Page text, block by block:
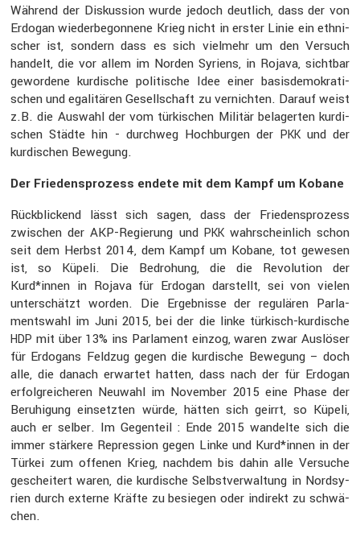
Während der Diskus­sion wurde jedoch deutlich, dass der von
Erdogan wieder­be­gon­nene Krieg nicht in erster Linie ein ethni­
scher ist, sondern dass es sich vielmehr um den Versuch
handelt, die vor allem im Norden Syriens, in Rojava, sichtbar
gewor­dene kurdi­sche politi­sche Idee einer basis­de­mo­kra­ti­
schen und egali­tären Gesell­schaft zu vernichten. Darauf weist
z.B. die Auswahl der vom türki­schen Militär belagerten kurdi­
schen Städte hin - durchweg Hochburgen der PKKund der
kurdi­schen Bewegung.
Der Friedens­pro­zess endete mit dem Kampf um Kobane
Rückbli­ckend lässt sich sagen, dass der Friedens­pro­zess
zwischen der AKP-Regie­rung und PKKwahrschein­lich schon
seit dem Herbst 2014, dem Kampf um Kobane, tot gewesen
ist, so Küpeli. Die Bedro­hung, die die Revolu­tion der
Kurd*innen in Rojava für Erdogan darstellt, sei von vielen
unter­schätzt worden. Die Ergeb­nisse der regulären Parla­
ments­wahl im Juni 2015, bei der die linke türkisch-kurdi­sche
HDP mit über 13% ins Parla­ment einzog, waren zwar Auslöser
für Erdogans Feldzug gegen die kurdi­sche Bewegung – doch
alle, die danach erwartet hatten, dass nach der für Erdogan
erfolg­rei­cheren Neuwahl im November 2015 eine Phase der
Beruhi­gung einsetzten würde, hätten sich geirrt, so Küpeli,
auch er selber. Im Gegen­teil : Ende 2015 wandelte sich die
immer stärkere Repres­sion gegen Linke und Kurd*innen in der
Türkei zum offenen Krieg, nachdem bis dahin alle Versuche
geschei­tert waren, die kurdi­sche Selbst­ver­wal­tung in Nordsy­
rien durch externe Kräfte zu besiegen oder indirekt zu schwä­
chen.